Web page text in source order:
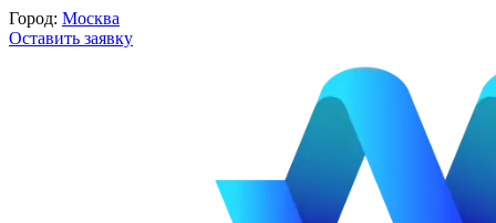
Город: Москва
Оставить заявку